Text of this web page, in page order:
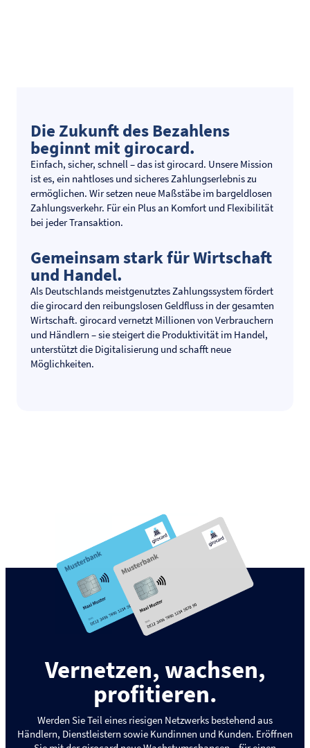
Die Zukunft des Bezahlens
beginnt mit girocard.
Einfach, sicher, schnell – das ist girocard. Unsere Mission
ist es, ein nahtloses und sicheres Zahlungserlebnis zu
ermöglichen. Wir setzen neue Maßstäbe im bargeldlosen
Zahlungsverkehr. Für ein Plus an Komfort und Flexibilität
bei jeder Transaktion.
Gemeinsam stark für Wirtschaft
und Handel.
Als Deutschlands meistgenutztes Zahlungssystem fördert
die girocard den reibungslosen Geldfluss in der gesamten
Wirtschaft. girocard vernetzt Millionen von Verbrauchern
und Händlern – sie steigert die Produktivität im Handel,
unterstützt die Digitalisierung und schafft neue
Möglichkeiten.
Vernetzen, wachsen,
profitieren.
Werden Sie Teil eines riesigen Netzwerks bestehend aus
Händlern, Dienstleistern sowie Kundinnen und Kunden. Eröffnen